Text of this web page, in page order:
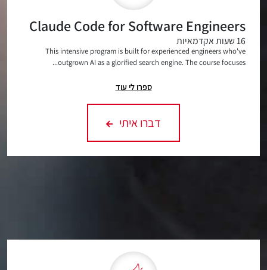
Claude Code for Software Engineers
16 שעות אקדמאיות
This intensive program is built for experienced engineers who've
outgrown AI as a glorified search engine. The course focuses...
ספרו לי עוד
דברו איתי